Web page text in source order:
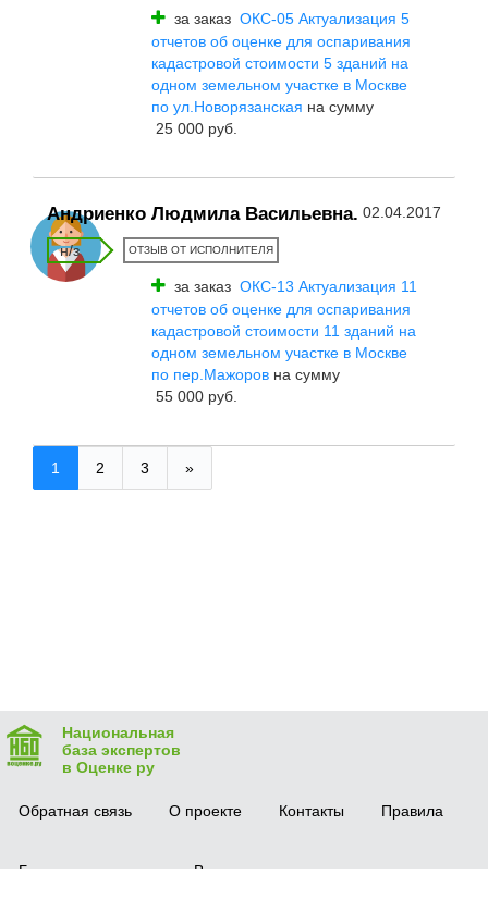
за заказ ОКС-05 Актуализация 5
отчетов об оценке для оспаривания
кадастровой стоимости 5 зданий на
одном земельном участке в Москве
по ул.Новорязанская на сумму
25 000 руб.
Андриенко Людмила Васильевна. 02.04.2017
н/з ОТЗЫВ ОТ ИСПОЛНИТЕЛЯ
за заказ ОКС-13 Актуализация 11
отчетов об оценке для оспаривания
кадастровой стоимости 11 зданий на
одном земельном участке в Москве
по пер.Мажоров на сумму
55 000 руб.
1 2 3 »
Национальная
база экспертов
в Оценке ру
Обратная связь О проекте Контакты Правила
Безопасная сделка Вопрос-ответ